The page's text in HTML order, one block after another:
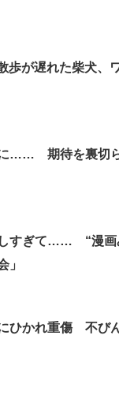
歩が遅れた柴犬
…… 期待を裏切
すぎて…… “漫画
」
ひかれ重傷 不び